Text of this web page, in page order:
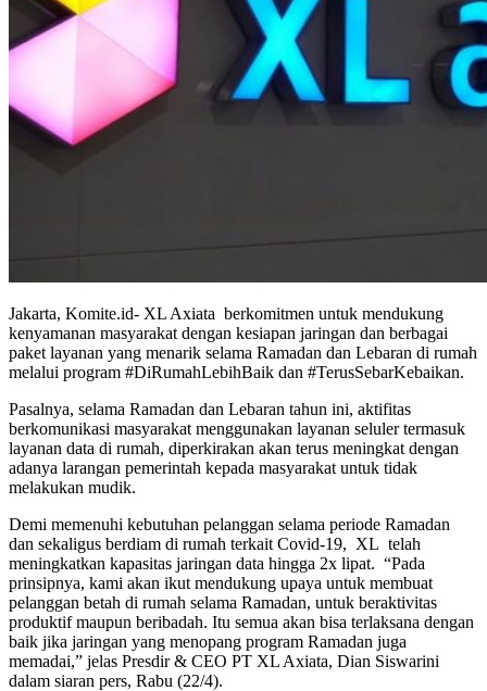
Jakarta, Komite.id- XL Axiata berkomitmen untuk mendukung
kenyamanan masyarakat dengan kesiapan jaringan dan berbagai
paket layanan yang menarik selama Ramadan dan Lebaran di rumah
melalui program #DiRumahLebihBaik dan #TerusSebarKebaikan.
Pasalnya, selama Ramadan dan Lebaran tahun ini, aktifitas
berkomunikasi masyarakat menggunakan layanan seluler termasuk
layanan data di rumah, diperkirakan akan terus meningkat dengan
adanya larangan pemerintah kepada masyarakat untuk tidak
melakukan mudik.
Demi memenuhi kebutuhan pelanggan selama periode Ramadan
dan sekaligus berdiam di rumah terkait Covid-19, XL telah
meningkatkan kapasitas jaringan data hingga 2x lipat. “Pada
prinsipnya, kami akan ikut mendukung upaya untuk membuat
pelanggan betah di rumah selama Ramadan, untuk beraktivitas
produktif maupun beribadah. Itu semua akan bisa terlaksana dengan
baik jika jaringan yang menopang program Ramadan juga
memadai,” jelas Presdir & CEO PT XL Axiata, Dian Siswarini
dalam siaran pers, Rabu (22/4).